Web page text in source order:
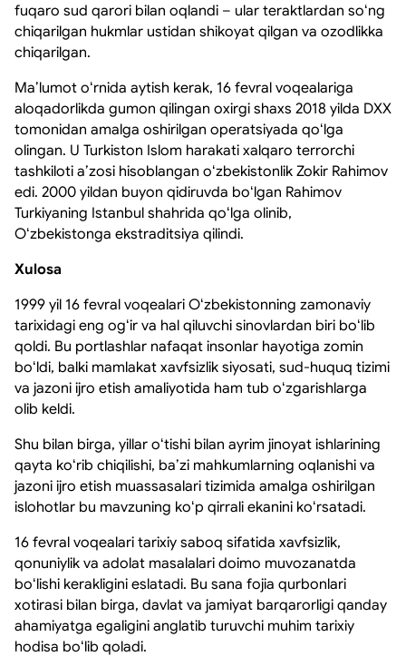
fuqaro sud qarori bilan oqlandi – ular teraktlardan soʻng
chiqarilgan hukmlar ustidan shikoyat qilgan va ozodlikka
chiqarilgan.
Maʼlumot oʻrnida aytish kerak, 16 fevral voqealariga
aloqadorlikda gumon qilingan oxirgi shaxs 2018 yilda DXX
tomonidan amalga oshirilgan operatsiyada qoʻlga
olingan. U Turkiston Islom harakati xalqaro terrorchi
tashkiloti aʼzosi hisoblangan oʻzbekistonlik Zokir Rahimov
edi. 2000 yildan buyon qidiruvda boʻlgan Rahimov
Turkiyaning Istanbul shahrida qoʻlga olinib,
Oʻzbekistonga ekstraditsiya qilindi.
Xulosa
1999 yil 16 fevral voqealari Oʻzbekistonning zamonaviy
tarixidagi eng ogʻir va hal qiluvchi sinovlardan biri boʻlib
qoldi. Bu portlashlar nafaqat insonlar hayotiga zomin
boʻldi, balki mamlakat xavfsizlik siyosati, sud-huquq tizimi
va jazoni ijro etish amaliyotida ham tub oʻzgarishlarga
olib keldi.
Shu bilan birga, yillar oʻtishi bilan ayrim jinoyat ishlarining
qayta koʻrib chiqilishi, baʼzi mahkumlarning oqlanishi va
jazoni ijro etish muassasalari tizimida amalga oshirilgan
islohotlar bu mavzuning koʻp qirrali ekanini koʻrsatadi.
16 fevral voqealari tarixiy saboq sifatida xavfsizlik,
qonuniylik va adolat masalalari doimo muvozanatda
boʻlishi kerakligini eslatadi. Bu sana fojia qurbonlari
xotirasi bilan birga, davlat va jamiyat barqarorligi qanday
ahamiyatga egaligini anglatib turuvchi muhim tarixiy
hodisa boʻlib qoladi.